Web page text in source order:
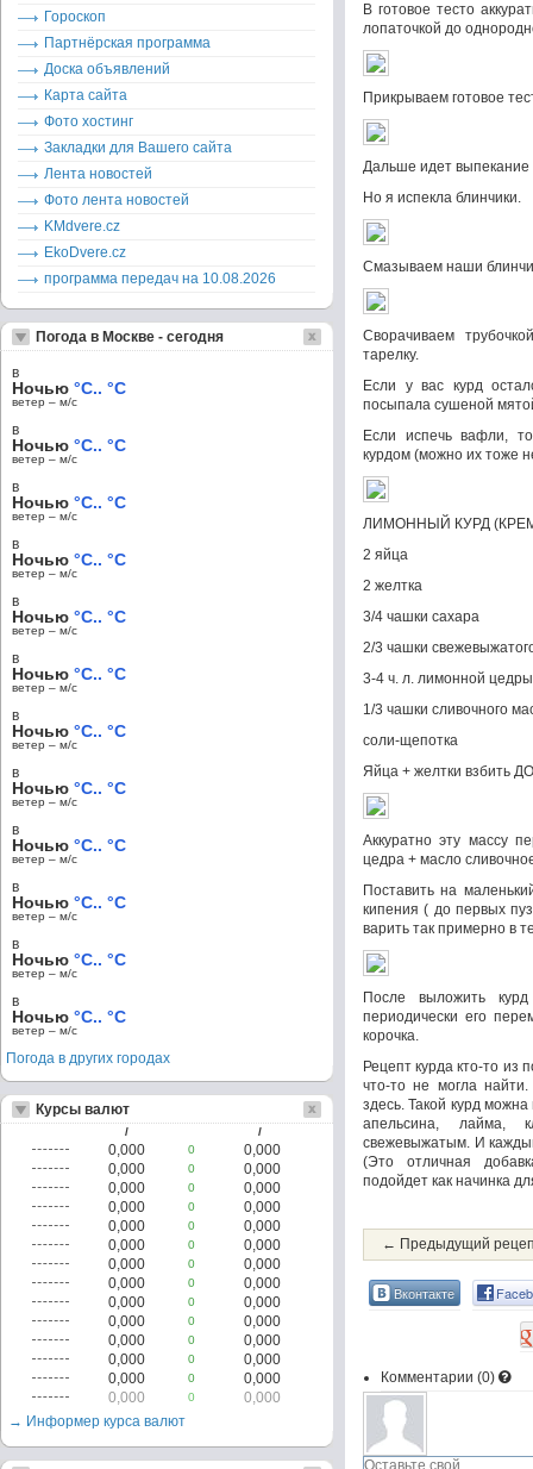
В готовое тесто
лопаточкой до
Прикрываем готовое
Дальше идет
Но я испекла блинчики.
Смазываем наши
Сворачиваем
тарелку.
Если у вас курд
посыпала сушеной
Если испечь вафли,
курдом (можно их тоже
ЛИМОННЫЙ КУРД
2 яйца
2 желтка
3/4 чашки сахара
2/3 чашки
3-4 ч. л. лимонной цедры
1/3 чашки сливочного
соли-щепотка
Яйца + желтки взбить
Аккуратно эту массу
цедра + масло
Поставить на
кипения ( до первых
варить так примерно в
После выложить
периодически его
корочка.
Рецепт курда кто-то из
что-то не могла
здесь. Такой курд
апельсина, лайма,
свежевыжатым. И
(Это отличная
подойдет как начинка
← Предыдущий
Вконтакте
Комментарии (0)
Гороскоп
Партнёрская программа
Доска объявлений
Карта сайта
Фото хостинг
Закладки для Вашего сайта
Лента новостей
Фото лента новостей
KMdvere.cz
EkoDvere.cz
программа передач на 10.08.2026
Погода в Москве - сегодня
в
Ночью °C.. °C
ветер – м/c
в
Ночью °C.. °C
ветер – м/c
в
Ночью °C.. °C
ветер – м/c
в
Ночью °C.. °C
ветер – м/c
в
Ночью °C.. °C
ветер – м/c
в
Ночью °C.. °C
ветер – м/c
в
Ночью °C.. °C
ветер – м/c
в
Ночью °C.. °C
ветер – м/c
в
Ночью °C.. °C
ветер – м/c
в
Ночью °C.. °C
ветер – м/c
в
Ночью °C.. °C
ветер – м/c
в
Ночью °C.. °C
ветер – м/c
Погода в других городах
Курсы валют
/ /
0,000 0
0,000
0,000
0
0,000
0,000
0
0,000
0,000
0
0,000
0,000
0
0,000
0,000
0
0,000
0,000
0
0,000
0,000
0
0,000
0,000
0
0,000
0,000
0
0,000
0,000
0
0,000
0,000
0
0,000
0,000
0
0,000
0,000
0
0,000
→ Информер курса валют